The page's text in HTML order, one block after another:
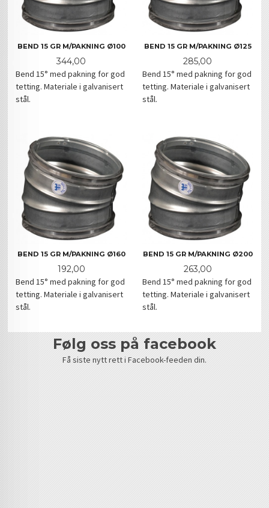
BEND 15 GR M/PAKNING Ø100
Pris
344,00
Bend 15° med pakning for god
tetting. Materiale i galvanisert
stål.
BEND 15 GR M/PAKNING Ø125
Pris
285,00
Bend 15° med pakning for god
tetting. Materiale i galvanisert
stål.
BEND 15 GR M/PAKNING Ø160
Pris
192,00
Bend 15° med pakning for god
tetting. Materiale i galvanisert
stål.
BEND 15 GR M/PAKNING Ø200
Pris
263,00
Bend 15° med pakning for god
tetting. Materiale i galvanisert
stål.
følg oss på facebook
Få siste nytt rett i Facebook-feeden din.